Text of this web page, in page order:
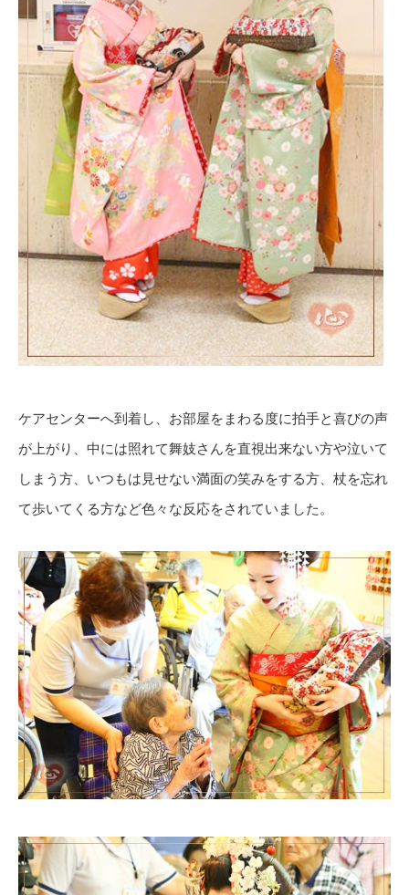
ケアセンターへ到着し、お部屋をまわる度に拍手と喜びの声
が上がり、中には照れて舞妓さんを直視出来ない方や泣いて
しまう方、いつもは見せない満面の笑みをする方、杖を忘れ
て歩いてくる方など色々な反応をされていました。